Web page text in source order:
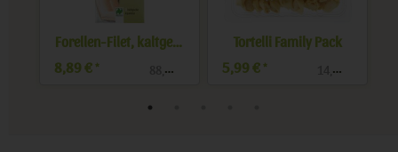
Tortelli Family Pack
5,99 €* 14,98 € / kg
Tortelli mit Steinpilz
4,99 €* 19,96 € / kg